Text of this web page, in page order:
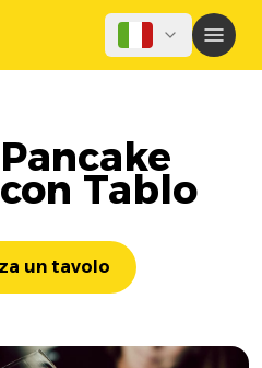
Tablo
un tavolo